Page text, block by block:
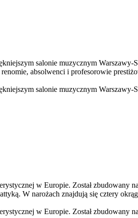
salonie muzycznym
absolwenci i profesorowie
salonie muzycznym
w Europie. Został zbudowany
W narożach znajdują się cztery
w Europie. Został zbudowany